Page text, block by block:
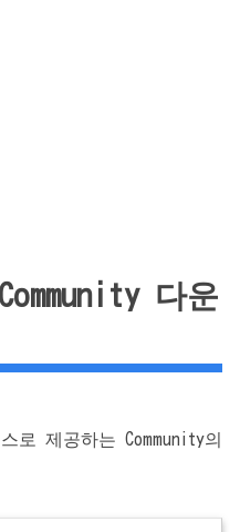
다운
로 제공하는 Community의